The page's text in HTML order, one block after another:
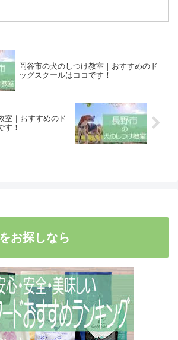
岡谷市の犬のしつけ教室｜おすすめのド
ッグスクールはココです！
室｜おすすめのド
す！
お探しなら